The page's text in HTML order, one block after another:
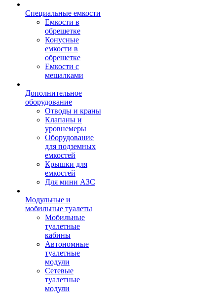
Специальные емкости
Емкости в
обрешетке
Конусные
емкости в
обрешетке
Емкости с
мешалками
Дополнительное
оборудование
Отводы и краны
Клапаны и
уровнемеры
Оборудование
для подземных
емкостей
Крышки для
емкостей
Для мини АЗС
Модульные и
мобильные туалеты
Мобильные
туалетные
кабины
Автономные
туалетные
модули
Сетевые
туалетные
модули